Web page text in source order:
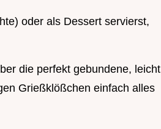
oder als Dessert servierst,
die perfekt gebundene, leicht
Grießklößchen einfach alles